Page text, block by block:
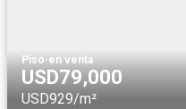
Piso·en venta
USD79,000
USD929/m²